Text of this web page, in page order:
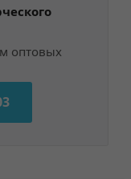
оптовых